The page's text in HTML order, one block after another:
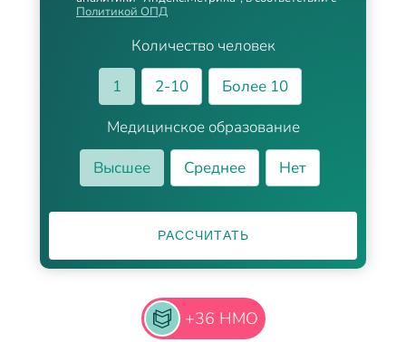
Количество человек
1
2-10
Более 10
Медицинское образование
Высшее
Среднее Нет
Политикой ОПД
РАССЧИТАТЬ
+36 НМО